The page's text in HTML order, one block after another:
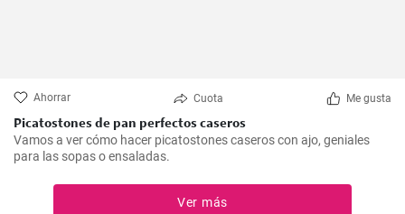
Ahorrar Cuota Me gusta
Picatostones de pan perfectos caseros
Vamos a ver cómo hacer picatostones caseros con ajo, geniales
para las sopas o ensaladas.
Ver más